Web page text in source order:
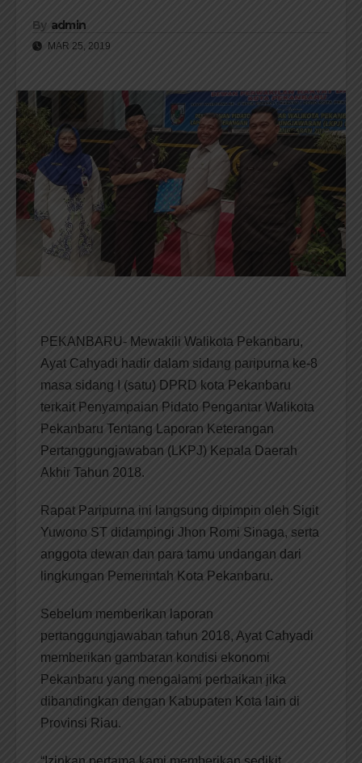
By admin
MAR 25, 2019
PEKANBARU- Mewakili Walikota Pekanbaru,
Ayat Cahyadi hadir dalam sidang paripurna ke-8
masa sidang I (satu) DPRD kota Pekanbaru
terkait Penyampaian Pidato Pengantar Walikota
Pekanbaru Tentang Laporan Keterangan
Pertanggungjawaban (LKPJ) Kepala Daerah
Akhir Tahun 2018.
Rapat Paripurna ini langsung dipimpin oleh Sigit
Yuwono ST didampingi Jhon Romi Sinaga, serta
anggota dewan dan para tamu undangan dari
lingkungan Pemerintah Kota Pekanbaru.
Sebelum memberikan laporan
pertanggungjawaban tahun 2018, Ayat Cahyadi
memberikan gambaran kondisi ekonomi
Pekanbaru yang mengalami perbaikan jika
dibandingkan dengan Kabupaten Kota lain di
Provinsi Riau.